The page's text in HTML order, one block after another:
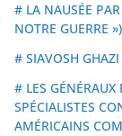
# LA NAUSÉE PAR
NOTRE GUERRE »)
# SIAVOSH GHAZI
# LES GÉNÉRAUX
SPÉCIALISTES
AMÉRICAINS